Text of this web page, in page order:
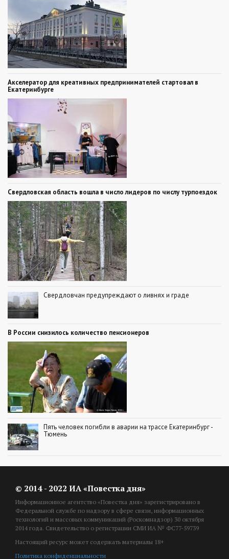
Акселератор для креативных предпринимателей стартовал в
Екатеринбурге
Свердловская область вошла в число лидеров по числу турпоездок
Свердловчан предупреждают о ливнях и граде
В России снизилось количество пенсионеров
Пять человек погибли в аварии на трассе Екатеринбург -
Тюмень
© 2014 - 2022 ИА «Повестка дня»
Информационное агентство «Повестка дня» зарегистрировано в
Федеральной службе по надзору в сфере связи, информационных
технологий и массовых коммуникаций (Роскомнадзор) 30 октября
2014 года. Свидетельство о регистрации СМИ ИА № ФС77-59739
Настоящий ресурс может содержать материалы 18+
Политика конфиденциальности